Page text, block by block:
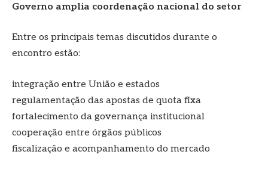
Governo amplia coordenação nacional do setor
Entre os principais temas discutidos durante o
encontro estão:
integração entre União e estados
regulamentação das apostas de quota fixa
fortalecimento da governança institucional
cooperação entre órgãos públicos
fiscalização e acompanhamento do mercado